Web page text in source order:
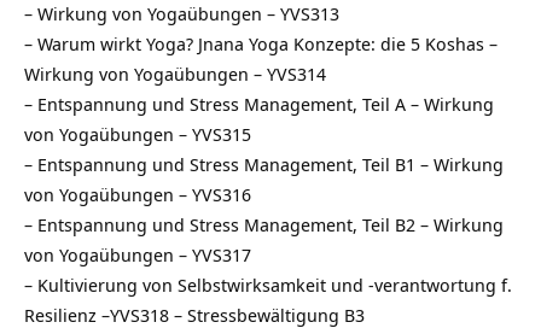
– Wirkung von Yogaübungen – YVS313
– Warum wirkt Yoga? Jnana Yoga Konzepte: die 5 Koshas –
Wirkung von Yogaübungen – YVS314
– Entspannung und Stress Management, Teil A – Wirkung
von Yogaübungen – YVS315
– Entspannung und Stress Management, Teil B1 – Wirkung
von Yogaübungen – YVS316
– Entspannung und Stress Management, Teil B2 – Wirkung
von Yogaübungen – YVS317
– Kultivierung von Selbstwirksamkeit und -verantwortung f.
Resilienz –YVS318 – Stressbewältigung B3